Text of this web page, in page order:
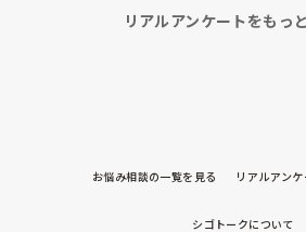
リアルアンケートをもっ
お悩み相談の一覧を見る リアルアン
シゴトークについて